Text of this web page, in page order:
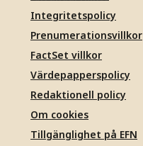
Integritetspolicy
Prenumerationsvillkor
FactSet villkor
Värdepapperspolicy
Redaktionell policy
Om cookies
Tillgänglighet på EFN